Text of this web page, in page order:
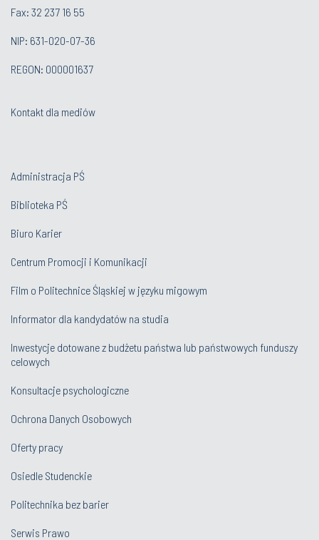
Fax: 32 237 16 55
NIP: 631-020-07-36
REGON: 000001637
Kontakt dla mediów
Administracja PŚ
Biblioteka PŚ
Biuro Karier
Centrum Promocji i Komunikacji
Film o Politechnice Śląskiej w języku migowym
Informator dla kandydatów na studia
Inwestycje dotowane z budżetu państwa lub państwowych funduszy
celowych
Konsultacje psychologiczne
Ochrona Danych Osobowych
Oferty pracy
Osiedle Studenckie
Politechnika bez barier
Serwis Prawo